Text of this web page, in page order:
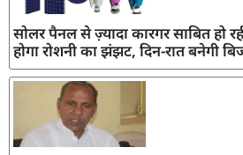
सोलर पैनल से ज़्यादा कारगर साबित हो
होगा रोशनी का झंझट, दिन-रात बनेगी